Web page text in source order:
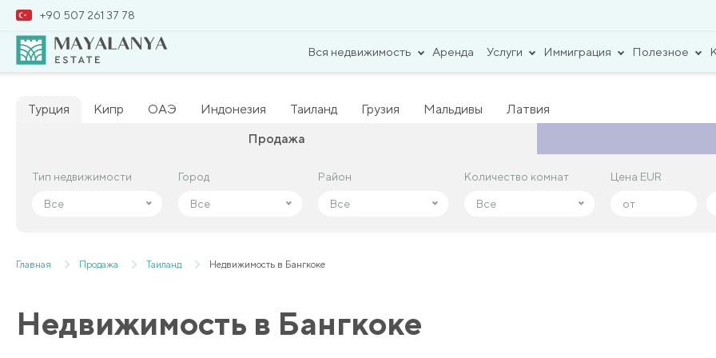
+90 507 261 37 78
Вся недвижимость Аренда Услуги Иммиграция Полезное
Турция Кипр ОАЭ Индонезия Таиланд Грузия Мальдивы
Латвия
Продажа
Тип недвижимости
Все
Город
Все
Район
Все
Количество комнат
Все
Цена EUR
Тип недвижимости
Все
Город
Все
Район
Все
Количество комнат
Все
Цена EUR
Главная Продажа Таиланд Недвижимость в Бангкоке
Недвижимость в Бангкоке